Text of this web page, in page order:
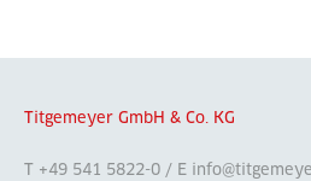
Titgemeyer GmbH & Co. KG
T +49 541 5822-0 / E